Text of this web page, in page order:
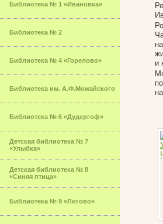
Библиотека № 1 «Ивановка»
Библиотека № 2
Библиотека № 4 «Горелово»
Библиотека им. А.Ф.Можайского
Библиотека № 6 «Дудергоф»
Детская библиотека № 7
«Улыбка»
Детская библиотека № 8
«Синяя птица»
Библиотека № 9 «Лигово»
и